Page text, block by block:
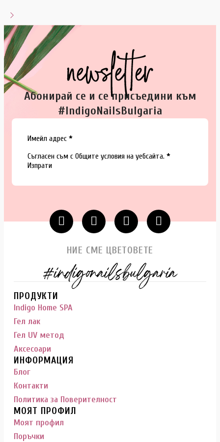
Абонирай се и се присъедини към
#IndigoNailsBulgaria
Section
Имейл адрес *
Съгласен съм с Общите условия на уебсайта. *
Изпрати
НИЕ СМЕ ЦВЕТОВЕТЕ
#indigonailsbulgaria
ПРОДУКТИ
Indigo Home SPA
Гел лак
Гел UV метод
Аксесоари
ИНФОРМАЦИЯ
Блог
Контакти
Политика за Поверителност
МОЯТ ПРОФИЛ
Моят профил
Поръчки